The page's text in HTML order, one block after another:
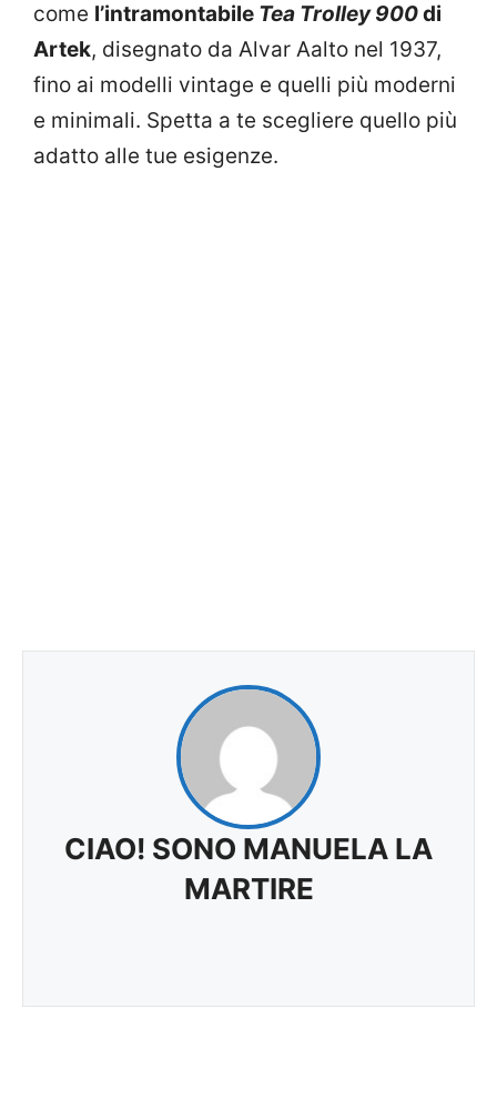
come l’intramontabile Tea Trolley 900di
Artek, disegnato da Alvar Aalto nel 1937,
fino ai modelli vintage e quelli più moderni
e minimali. Spetta a te scegliere quello più
adatto alle tue esigenze.
CIAO! SONO MANUELA LA
MARTIRE